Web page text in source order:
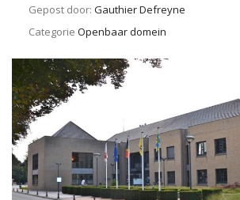
Gepost door: Gauthier Defreyne
Categorie Openbaar domein